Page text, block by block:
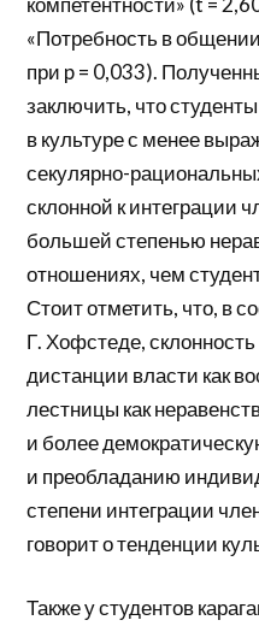
«Потребность в
при p = 0,033).
заключить, что
в культуре с менее
секулярно-
склонной к интеграции
большей степенью
отношениях, чем
Стоит отметить, что, в
Г. Хофстеде, склонность
дистанции власти как
лестницы как
и более
и преобладанию
степени интеграции
говорит о тенденции
Также у студентов